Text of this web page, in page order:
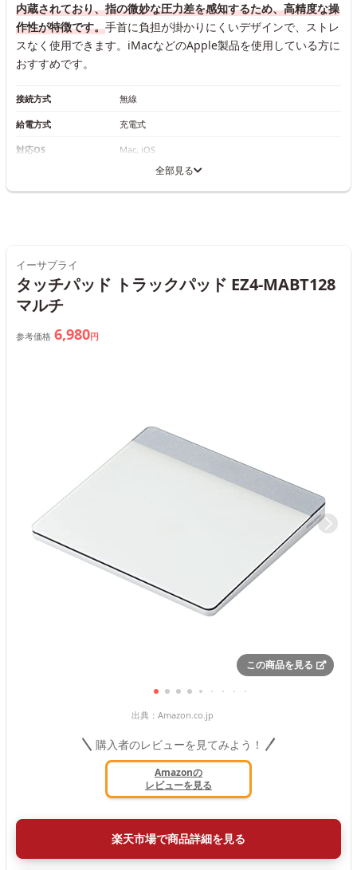
内蔵されており、指の微妙な圧力差を感知するため、高精度な操
作性が特徴です。手首に負担が掛かりにくいデザインで、ストレ
スなく使用できます。iMacなどのApple製品を使用している方に
おすすめです。
接続方式 無線
給電方式 充電式
対応OS Mac, iOS
全部見る
イーサプライ
タッチパッド トラックパッド EZ4-MABT128
マルチ
参考価格 6,980円
この商品を見る
出典： Amazon.co.jp
購入者のレビューを見てみよう！
Amazonの
レビューを見る
楽天市場で商品詳細を見る